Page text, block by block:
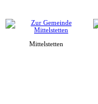
Mittelstetten